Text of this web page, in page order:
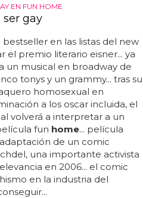
EN FUN HOME
ser gay
en las listas del new
el premio literario eisner... ya
un musical en broadway de
tonys y un grammy... tras su
homosexual en
a los oscar incluida, el
volverá a interpretar a un
fun home... película
de un comic
una importante activista
en 2006... el comic
en la industria del